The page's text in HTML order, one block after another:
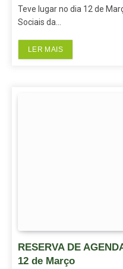
Teve lugar no dia 12 de
Sociais da…
LER MAIS
RESERVA DE
12 de Março